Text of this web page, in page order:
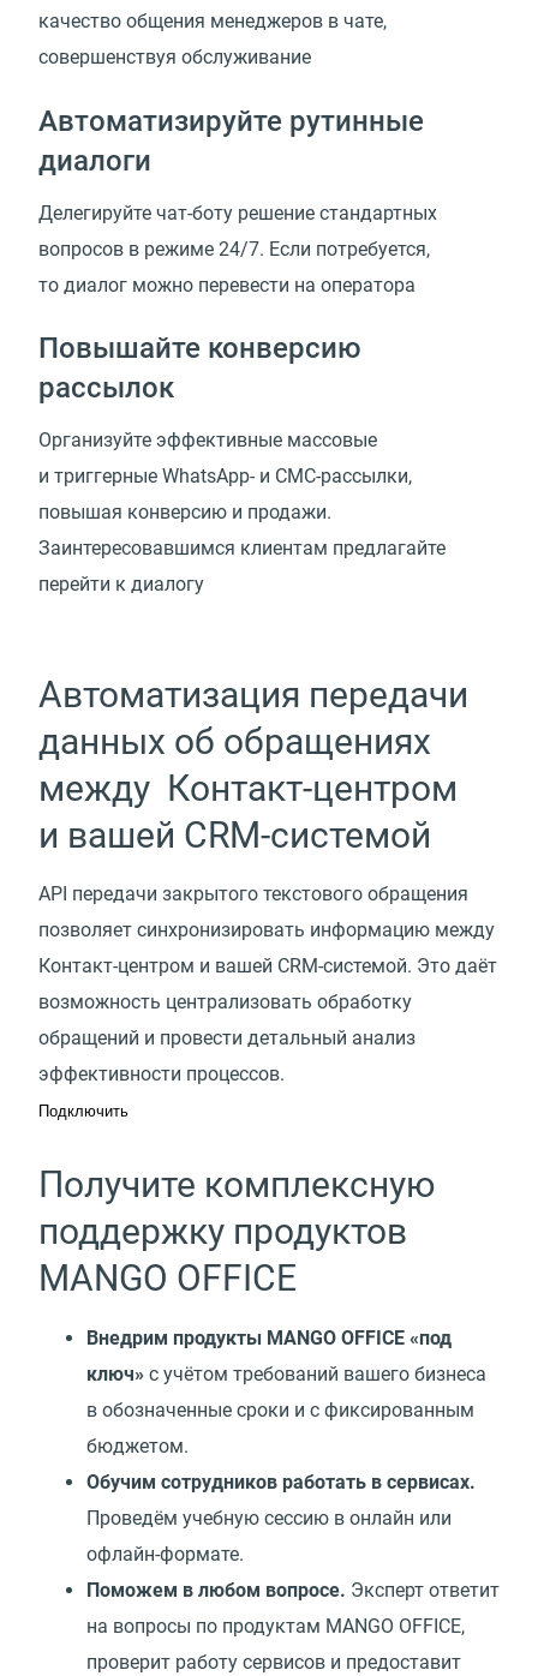
качество общения менеджеров в чате,
совершенствуя обслуживание
Автоматизируйте рутинные
диалоги
Делегируйте чат-боту решение стандартных
вопросов в режиме 24/7. Если потребуется,
то диалог можно перевести на оператора
Повышайте конверсию
рассылок
Организуйте эффективные массовые
и триггерные WhatsApp- и СМС-рассылки,
повышая конверсию и продажи.
Заинтересовавшимся клиентам предлагайте
перейти к диалогу
Автоматизация передачи
данных об обращениях
между Контакт-центром
и вашей CRM-системой
API передачи закрытого текстового обращения
позволяет синхронизировать информацию между
Контакт-центром и вашей CRM-системой. Это даёт
возможность централизовать обработку
обращений и провести детальный анализ
эффективности процессов.
Подключить
Получите комплексную
поддержку продуктов
MANGO OFFICE
Внедрим продукты MANGO OFFICE «под
ключ» с учётом требований вашего бизнеса
в обозначенные сроки и с фиксированным
бюджетом.
Обучим сотрудников работать в сервисах.
Проведём учебную сессию в онлайн или
офлайн-формате.
Поможем в любом вопросе. Эксперт ответит
на вопросы по продуктам MANGO OFFICE,
проверит работу сервисов и предоставит